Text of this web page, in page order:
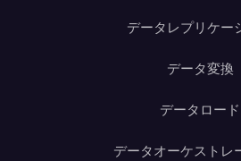
データレプリケー
データ変換
データロード
データオーケストレ